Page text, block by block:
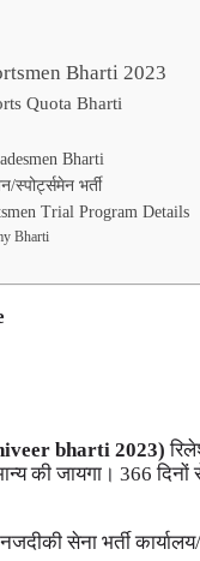
Bharti 2023
Quota Bharti
Bharti
भर्ती
Trial Program Details
Bharti
bharti 2023)
की जायगा। 366
नजदीकी सेना भर्ती